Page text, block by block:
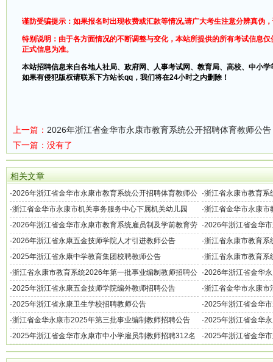
谨防受骗提示：如果报名时出现收费或汇款等情况,请广大考生注意分辨真伪
特别说明：由于各方面情况的不断调整与变化，本站所提供的所有考试信息
正式信息为准。
本站招聘信息来自各地人社局、政府网、人事考试网、教育局、高校、中小
如果有侵犯版权请联系下方站长qq，我们将在24小时之内删除！
上一篇： 2026年浙江省金华市永康市教育系统公开招聘体育教师公告
下一篇：没有了
相关文章
·2026年浙江省金华市永康市教育系统公开招聘体育教师公
告
·浙江省永康市教育系
告
·浙江省金华市永康市机关事务服务中心下属机关幼儿园
2026年教师招聘公告
·浙江省金华市永康市
编制教师公告
·2026年浙江省金华市永康市教育系统雇员制及学前教育劳
动合同制教师招聘公告
·2026年浙江省金华
·2026年浙江省永康五金技师学院人才引进教师公告 ·浙江省永康市教育系
告
·2025年浙江省永康中学教育集团校聘教师公告 ·浙江省永康市教育系
126名公告
·浙江省永康市教育系统2026年第一批事业编制教师招聘公
告
·2026年浙江省金华
·2025年浙江省永康五金技师学院编外教师招聘公告 ·浙江省金华市永康
·2025年浙江省永康卫生学校招聘教师公告 ·2025年浙江省金华
·浙江省金华永康市2025年第三批事业编制教师招聘公告 ·2025年浙江省金华
公告
·2025年浙江省金华市永康市中小学雇员制教师招聘312名
简章
·2025年浙江省金华